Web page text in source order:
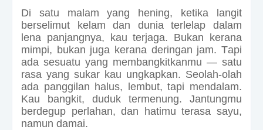
Di satu malam yang hening, ketika langit
berselimut kelam dan dunia terlelap dalam
lena panjangnya, kau terjaga. Bukan kerana
mimpi, bukan juga kerana deringan jam. Tapi
ada sesuatu yang membangkitkanmu — satu
rasa yang sukar kau ungkapkan. Seolah-olah
ada panggilan halus, lembut, tapi mendalam.
Kau bangkit, duduk termenung. Jantungmu
berdegup perlahan, dan hatimu terasa sayu,
namun damai.